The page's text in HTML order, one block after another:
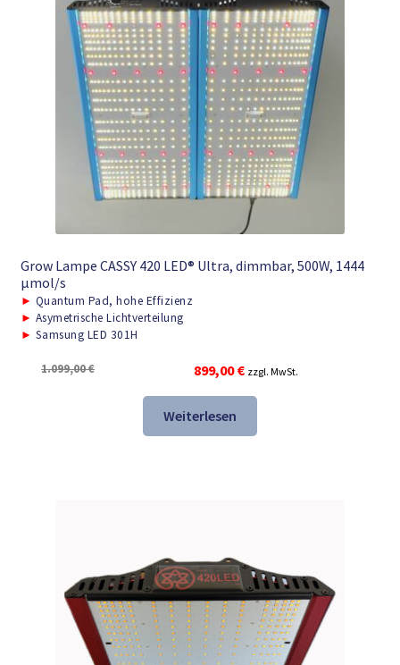
Grow Lampe CASSY 420 LED® Ultra, dimmbar, 500W, 1444
μmol/s
► Quantum Pad, hohe Effizienz
► Asymetrische Lichtverteilung
► Samsung LED 301H
1.099,00€
Ursprünglicher
war:
1.099,00 €
899,00€Aktueller
899,00 €.
zzgl. MwSt.
Weiterlesen